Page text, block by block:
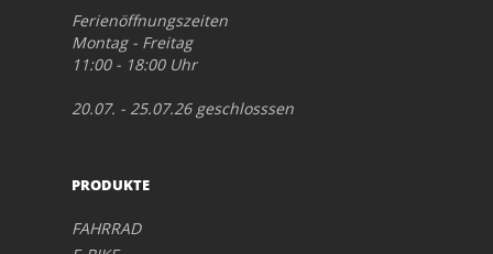
Ferienöffnungszeiten
Montag - Freitag
11:00 - 18:00 Uhr
20.07. - 25.07.26 geschlosssen
PRODUKTE
FAHRRAD